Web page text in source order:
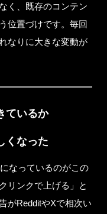
く、既存のコンテン
位置づけです。毎回
なりに大きな変動が
ているか
くなった
なっているのがこの
リンクで上げる」と
がRedditやXで相次い